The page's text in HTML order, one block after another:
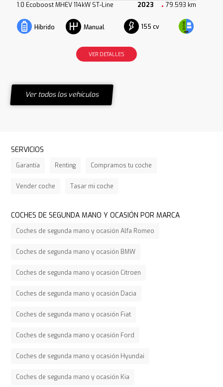
1.0 Ecoboost MHEV 114kW ST-Line 2023 79.593 km
Híbrido Manual 155 cv
VER DETALLES
Ver todos los vehículos
SERVICIOS
Garantía Renting Compramos tu coche
Vender coche Tasar mi coche
COCHES DE SEGUNDA MANO Y OCASIÓN POR MARCA
Coches de segunda mano y ocasión Alfa Romeo
Coches de segunda mano y ocasión BMW
Coches de segunda mano y ocasión Citroen
Coches de segunda mano y ocasión Dacia
Coches de segunda mano y ocasión Fiat
Coches de segunda mano y ocasión Ford
Coches de segunda mano y ocasión Hyundai
Coches de segunda mano y ocasión Kia